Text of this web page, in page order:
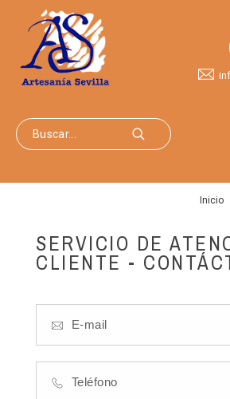
Inicio
SERVICIO DE
CLIENTE -